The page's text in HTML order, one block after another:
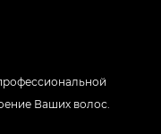
Ваших волос.